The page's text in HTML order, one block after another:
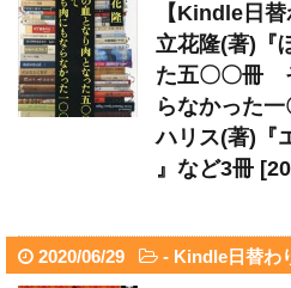
【Kindle日
立花隆(著)『
た五〇〇冊
らなかった
ハリス(著)『
』など3冊
2020/06/29 - Kindle日替わ